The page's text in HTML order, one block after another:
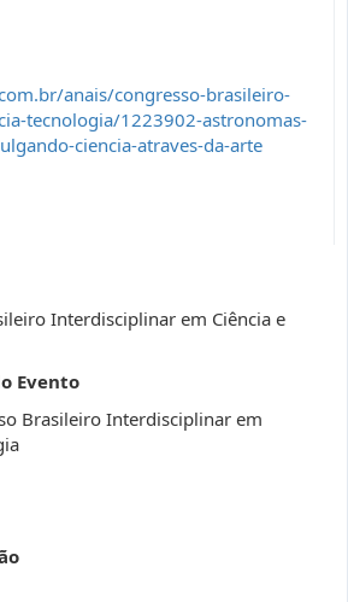
anais/congresso-brasileiro-
tecnologia/1223902-astronomas-
ciencia-atraves-da-arte
Interdisciplinar em Ciência e
Evento
Brasileiro Interdisciplinar em